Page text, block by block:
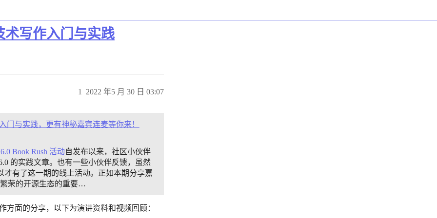
写作入门与实践
2022 年5 月 30 日 03:07
1
与实践，更有神秘嘉宾连麦等你来！
Book Rush 活动自发布以来，社区小伙伴
的实践文章。也有一些小伙伴反馈，虽然
有了这一期的线上活动。正如本期分享嘉
荣的开源生态的重要…
方面的分享，以下为演讲资料和视频回顾：